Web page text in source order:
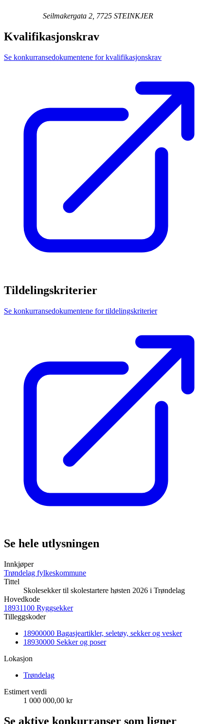
Seilmakergata 2, 7725 STEINKJER
Kvalifikasjonskrav
Se konkurransedokumentene for kvalifikasjonskrav
Tildelingskriterier
Se konkurransedokumentene for tildelingskriterier
Se hele utlysningen
Innkjøper
Trøndelag fylkeskommune
Tittel
Skolesekker til skolestartere høsten 2026 i Trøndelag
Hovedkode
18931100 Ryggsekker
Tilleggskoder
18900000 Bagasjeartikler, seletøy, sekker og vesker
18930000 Sekker og poser
Lokasjon
Trøndelag
Estimert verdi
1 000 000,00 kr
Se aktive konkurranser som ligner